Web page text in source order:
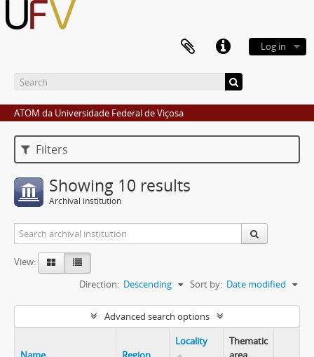
Log in
ATOM da Universidade Federal de Viçosa
Filters
Showing 10 results
Archival institution
View:
Sort by: Date modified
Direction: Descending
Advanced search options
Locality
Thematic